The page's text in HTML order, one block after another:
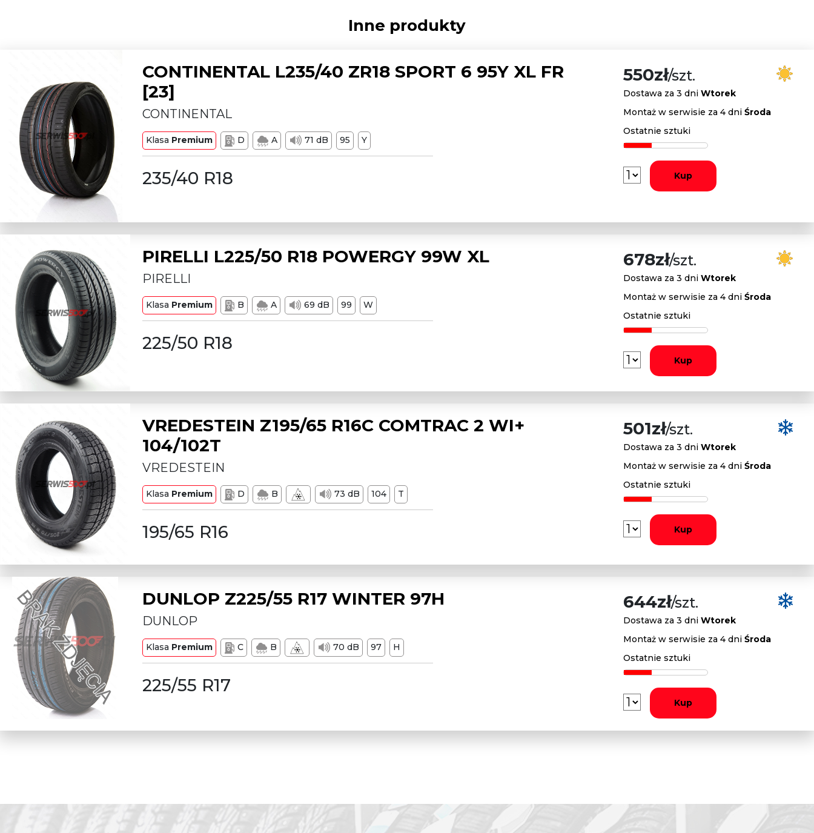
Inne produkty
CONTINENTAL L235/40 ZR18 SPORT 6 95Y XL FR
[23]
CONTINENTAL
Klasa Premium D A 71 dB 95 Y
235/40 R18
550zł/szt.
Dostawa za 3 dni Wtorek
Montaż w serwisie za 4 dni Środa
Ostatnie sztuki
Kup
PIRELLI L225/50 R18 POWERGY 99W XL
PIRELLI
Klasa Premium B A 69 dB 99 W
225/50 R18
678zł/szt.
Dostawa za 3 dni Wtorek
Montaż w serwisie za 4 dni Środa
Ostatnie sztuki
Kup
VREDESTEIN Z195/65 R16C COMTRAC 2 WI+
104/102T
VREDESTEIN
Klasa Premium D B 73 dB 104 T
195/65 R16
501zł/szt.
Dostawa za 3 dni Wtorek
Montaż w serwisie za 4 dni Środa
Ostatnie sztuki
Kup
DUNLOP Z225/55 R17 WINTER 97H
DUNLOP
Klasa Premium C B 70 dB 97 H
225/55 R17
644zł/szt.
Dostawa za 3 dni Wtorek
Montaż w serwisie za 4 dni Środa
Ostatnie sztuki
Kup